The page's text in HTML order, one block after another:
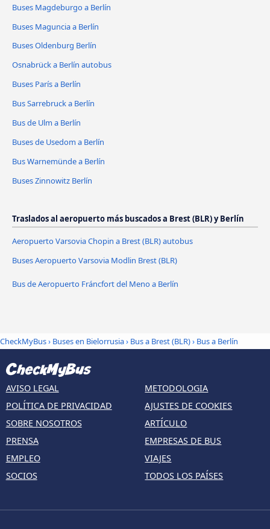
Buses Magdeburgo a Berlín
Buses Maguncia a Berlín
Buses Oldenburg Berlín
Osnabrück a Berlín autobus
Buses París a Berlín
Bus Sarrebruck a Berlín
Bus de Ulm a Berlín
Buses de Usedom a Berlín
Bus Warnemünde a Berlín
Buses Zinnowitz Berlín
Traslados al aeropuerto más buscados a Brest (BLR) y Berlín
Aeropuerto Varsovia Chopin a Brest (BLR) autobus
Buses Aeropuerto Varsovia Modlin Brest (BLR)
Bus de Aeropuerto Fráncfort del Meno a Berlín
CheckMyBus› Buses en Bielorrusia› Bus a Brest (BLR)› Bus a Berlín
AVISO LEGAL
POLÍTICA DE PRIVACIDAD
SOBRE NOSOTROS
PRENSA
EMPLEO
SOCIOS
METODOLOGIA
AJUSTES DE COOKIES
ARTÍCULO
EMPRESAS DE BUS
VIAJES
TODOS LOS PAÍSES